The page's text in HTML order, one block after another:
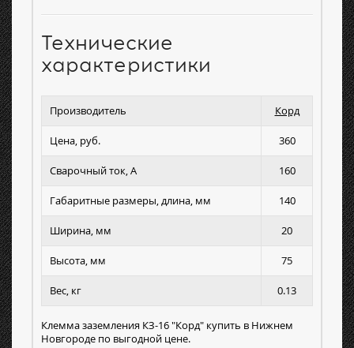
Технические
характеристики
Производитель Корд
Цена, руб. 360
Сварочный ток, А 160
Габаритные размеры, длина, мм 140
Ширина, мм 20
Высота, мм 75
Вес, кг 0.13
Клемма заземления КЗ-16 "Корд" купить в Нижнем
Новгороде по выгодной цене.